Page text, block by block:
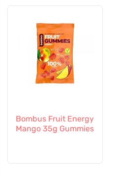
Bombus Fruit Energy
Mango 35g Gummies